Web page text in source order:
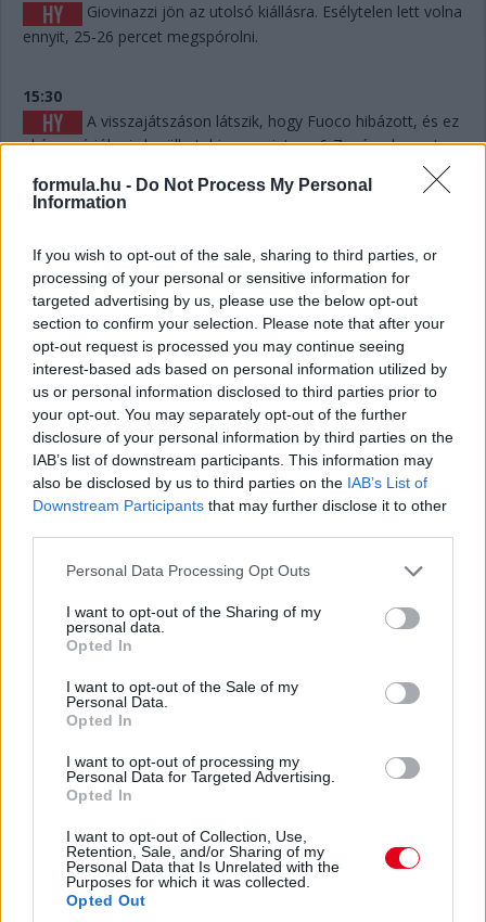
formula.hu - Do Not Process My Personal
Information
If you wish to opt-out of the sale, sharing to third parties, or
processing of your personal or sensitive information for
targeted advertising by us, please use the below opt-out
section to confirm your selection. Please note that after your
opt-out request is processed you may continue seeing
interest-based ads based on personal information utilized by
us or personal information disclosed to third parties prior to
your opt-out. You may separately opt-out of the further
disclosure of your personal information by third parties on the
IAB’s list of downstream participants. This information may
also be disclosed by us to third parties on the IAB’s List of
Downstream Participants that may further disclose it to other
Please note that this website/app uses one or more Google
not limited to your visit or usage behaviour. You may click to
grant or deny consent to Google and its third-party tags to
use your data for below specified purposes in below Google
consent section.
Personal Data Processing Opt Outs
I want to opt-out of the Sharing of my
personal data.
Opted In
I want to opt-out of the Sale of my
Personal Data.
Opted In
I want to opt-out of processing my
Personal Data for Targeted Advertising.
Opted In
I want to opt-out of Collection, Use,
Retention, Sale, and/or Sharing of my
Personal Data that Is Unrelated with the
Purposes for which it was collected.
Opted Out
Giovinazzi jön az utolsó kiállásra. Esélytelen lett volna
ennyit, 25-26 percet megspórolni.
15:30
A visszajátszáson látszik, hogy Fuoco hibázott, és ez
akár pozícióba is kerülhet, hiszen mintegy 6-7 másodpercet
eldobott. Persze hány olyan Le Mans volt a történelemben,
ahol 6-7 másodperc számított egy dobogós helyen...? Kevés.
15:29
Giovinazzi 42-vel vezet Kubica előtt, és jöhet majd
egy rövid utolsó kiállásra mindjárt.
15:29
Na nézzük, mi a helyet: Kubica 10 másodperccel
vezet Estre előtt, aki újabb kilenccel a most sokat bukó Fuoco
előtt.
15:27
Itt a dráma! A turbópékek kapnak egy áthajtásos
büntetést, és ezzel valószínűleg bukják a győzelmet! Yelloly
meg fogja nyerni a kategóriát.
bokszban a #6-os és bokszban az #50-es! Mindkettő tankolt,
Kubica viszont előttük frissebb gumin!
Kubica hozza az autót az utolsó kiállásra! Kereket
és az #50-es a következő körben jön, az #51-es később.